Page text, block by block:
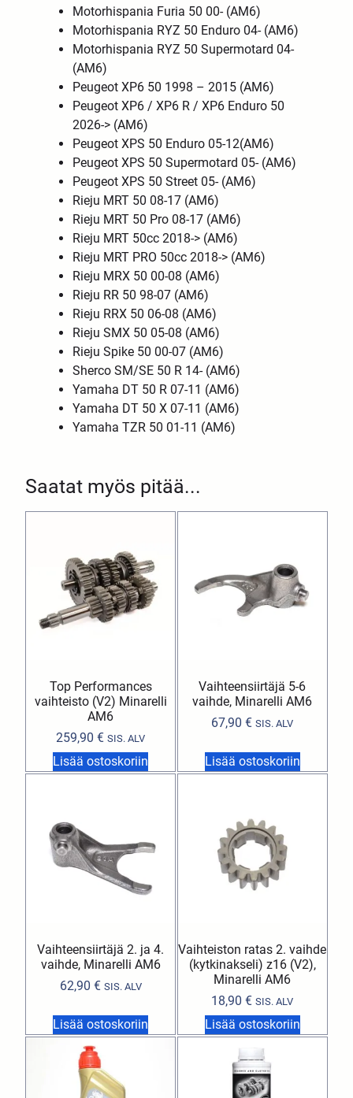
Saatat myös pitää...
Top Performances
vaihteisto (V2) Minarelli
AM6
259,90€ SIS. ALV
Lisää ostoskoriin
Vaihteensiirtäjä 5-6
vaihde, Minarelli AM6
67,90€ SIS. ALV
Lisää ostoskoriin
Vaihteensiirtäjä 2. ja 4.
vaihde, Minarelli AM6
62,90 € SIS. ALV
Lisää ostoskoriin
Vaihteiston ratas 2. vaihde
(kytkinakseli) z16 (V2),
Minarelli AM6
18,90€ SIS. ALV
Lisää ostoskoriin
Motorhispania Furia 50 00- (AM6)
Motorhispania RYZ 50 Enduro 04- (AM6)
Motorhispania RYZ 50 Supermotard 04-
(AM6)
Peugeot XP6 50 1998 – 2015 (AM6)
Peugeot XP6 / XP6 R / XP6 Enduro 50
2026-> (AM6)
Peugeot XPS 50 Enduro 05-12(AM6)
Peugeot XPS 50 Supermotard 05- (AM6)
Peugeot XPS 50 Street 05- (AM6)
Rieju MRT 50 08-17 (AM6)
Rieju MRT 50 Pro 08-17 (AM6)
Rieju MRT 50cc 2018-> (AM6)
Rieju MRT PRO 50cc 2018-> (AM6)
Rieju MRX 50 00-08 (AM6)
Rieju RR 50 98-07 (AM6)
Rieju RRX 50 06-08 (AM6)
Rieju SMX 50 05-08 (AM6)
Rieju Spike 50 00-07 (AM6)
Sherco SM/SE 50 R 14- (AM6)
Yamaha DT 50 R 07-11 (AM6)
Yamaha DT 50 X 07-11 (AM6)
Yamaha TZR 50 01-11 (AM6)